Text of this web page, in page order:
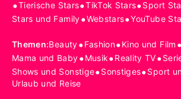
•Tierische Stars•TikTok Stars•Sport
Stars und Family•Webstars•YouTube
Themen:Beauty•Fashion•Kino und Film •
Mama und Baby•Musik•Reality TV•
Shows und Sonstige•Sonstiges•Sport
Urlaub und Reise